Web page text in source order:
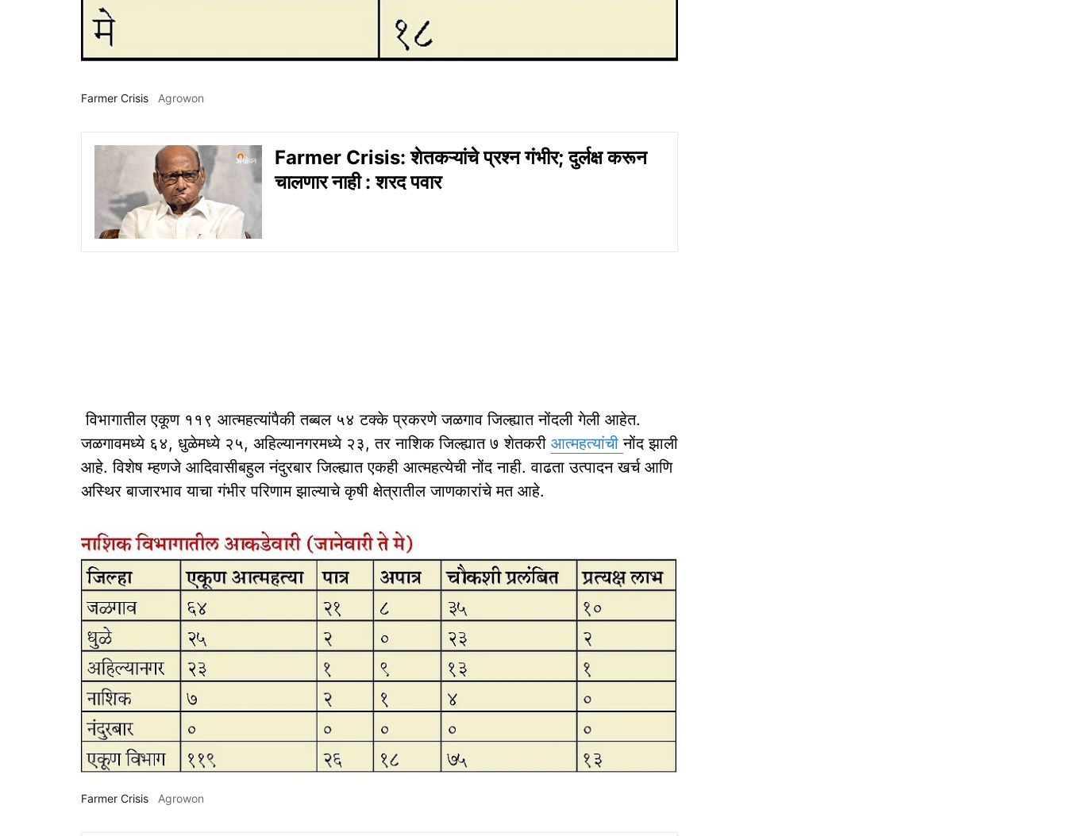
Farmer Crisis Agrowon
Farmer Crisis: शेतकऱ्यांचे प्रश्न गंभीर; दुर्लक्ष करून
चालणार नाही : शरद पवार
विभागातील एकूण ११९ आत्महत्यांपैकी तब्बल ५४ टक्के प्रकरणे जळगाव जिल्ह्यात नोंदली गेली आहेत.
जळगावमध्ये ६४, धुळेमध्ये २५, अहिल्यानगरमध्ये २३, तर नाशिक जिल्ह्यात ७ शेतकरी आत्महत्यांचीनोंद झाली
आहे. विशेष म्हणजे आदिवासीबहुल नंदुरबार जिल्ह्यात एकही आत्महत्येची नोंद नाही. वाढता उत्पादन खर्च आणि
अस्थिर बाजारभाव याचा गंभीर परिणाम झाल्याचे कृषी क्षेत्रातील जाणकारांचे मत आहे.
Farmer Crisis Agrowon